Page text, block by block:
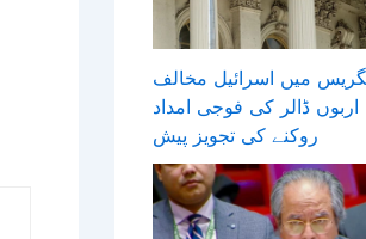
میں اسرائیل مخالف
اربوں ڈالر کی فوجی امداد
روکنے کی تجویز پیش